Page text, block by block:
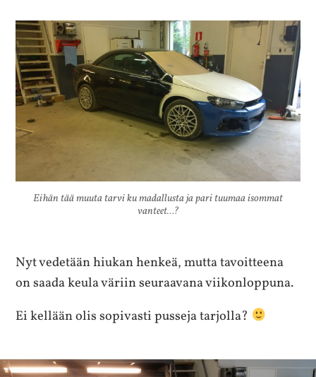
Eihän tää muuta tarvi ku madallusta ja pari tuumaa isommat
vanteet…?
Nyt vedetään hiukan henkeä, mutta tavoitteena
on saada keula väriin seuraavana viikonloppuna.
Ei kellään olis sopivasti pusseja tarjolla?